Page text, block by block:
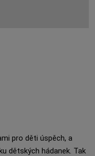
pro děti úspěch, a
dětských hádanek. Tak